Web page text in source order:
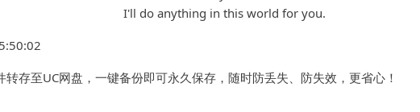
I'll do anything in this world for you.
转存至UC网盘，一键备份即可永久保存，随时防丢失、防失效，更省心！